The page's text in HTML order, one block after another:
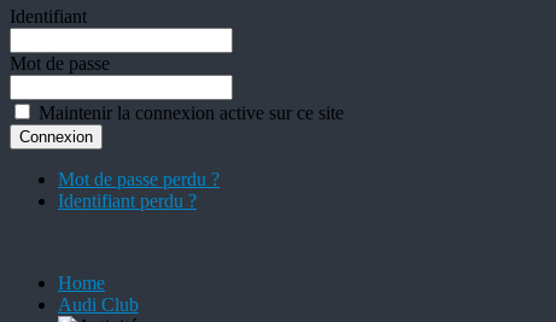
Identifiant
Mot de passe
Maintenir la connexion active sur ce site
Mot de passe perdu ?
Identifiant perdu ?
Home
Audi Club